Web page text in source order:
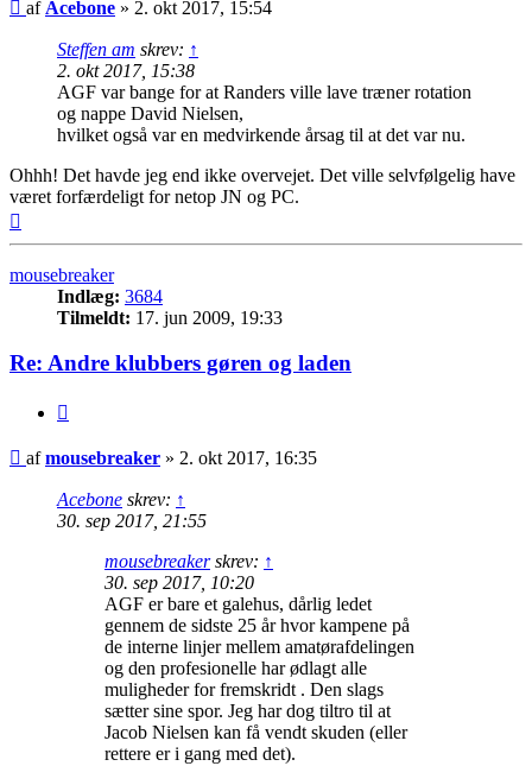
af Acebone » 2. okt 2017, 15:54
Steffen am skrev: ↑
2. okt 2017, 15:38
AGF var bange for at Randers ville lave træner rotation
og nappe David Nielsen,
hvilket også var en medvirkende årsag til at det var nu.
Ohhh! Det havde jeg end ikke overvejet. Det ville selvfølgelig have
været forfærdeligt for netop JN og PC.
mousebreaker
Indlæg: 3684
Tilmeldt: 17. jun 2009, 19:33
Re: Andre klubbers gøren og laden
Indlæg
afmousebreaker » 2. okt 2017, 16:35
Acebone skrev: ↑
30. sep 2017, 21:55
mousebreakerskrev: ↑
30. sep 2017, 10:20
AGF er bare et galehus, dårlig ledet
gennem de sidste 25 år hvor kampene på
de interne linjer mellem amatørafdelingen
og den profesionelle har ødlagt alle
muligheder for fremskridt . Den slags
sætter sine spor. Jeg har dog tiltro til at
Jacob Nielsen kan få vendt skuden (eller
rettere er i gang med det).